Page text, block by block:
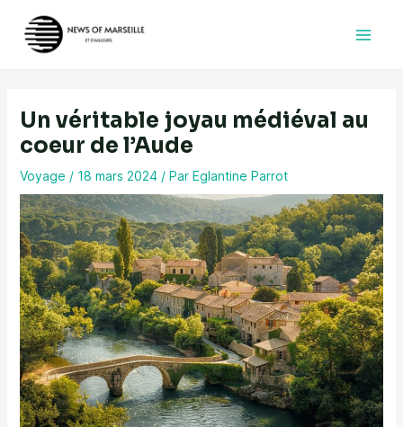
contenu
Un véritable joyau médiéval au
coeur de l’Aude
Voyage / 18 mars 2024 / Par Eglantine Parrot